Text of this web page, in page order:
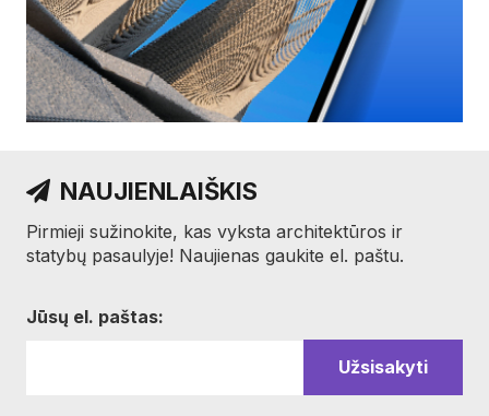
NAUJIENLAIŠKIS
Pirmieji sužinokite, kas vyksta architektūros ir
statybų pasaulyje! Naujienas gaukite el. paštu.
Jūsų el. paštas: